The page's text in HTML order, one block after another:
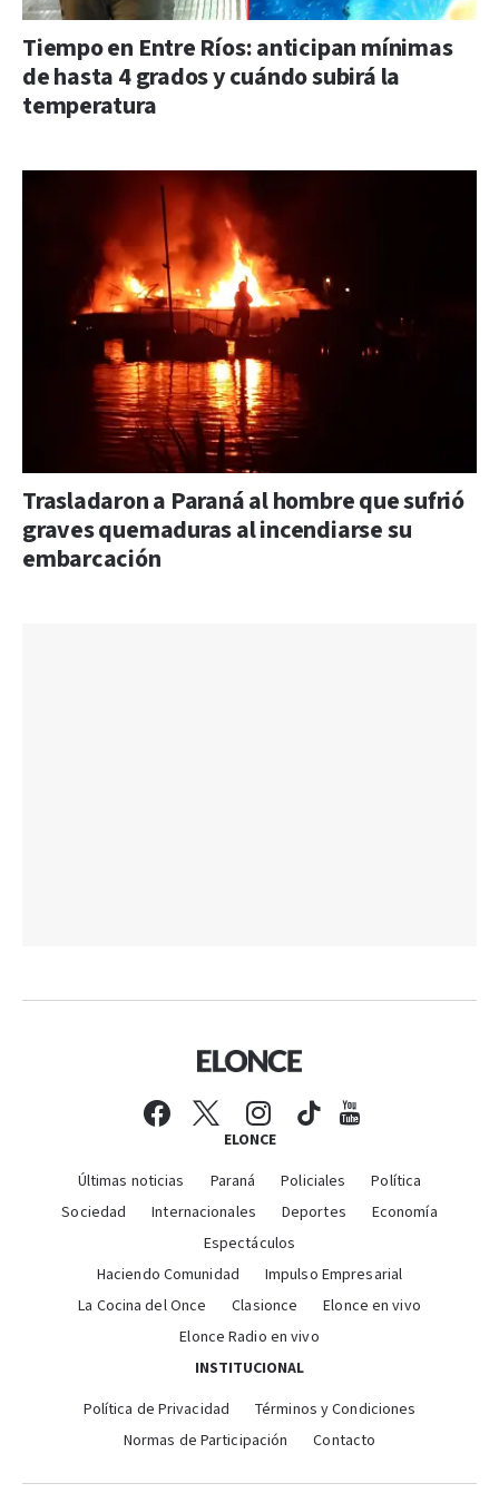
Tiempo en Entre Ríos: anticipan mínimas
de hasta 4 grados y cuándo subirá la
temperatura
Trasladaron a Paraná al hombre que sufrió
graves quemaduras al incendiarse su
embarcación
ELONCE
Últimas noticias Paraná Policiales
Política
Sociedad
Internacionales Deportes
Economía
Espectáculos
Haciendo Comunidad
Impulso Empresarial
La Cocina del Once
Clasionce
Elonce en vivo
Elonce Radio en vivo
INSTITUCIONAL
Política de Privacidad
Términos y Condiciones
Normas de Participación
Contacto